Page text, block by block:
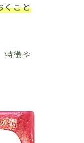
くこと
特徴や